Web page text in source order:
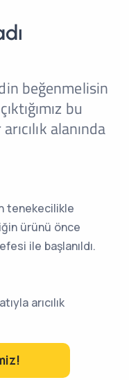
beğenmelisin
bu
alanında
tenekecilikle
ürünü önce
ile başlanıldı.
arıcılık